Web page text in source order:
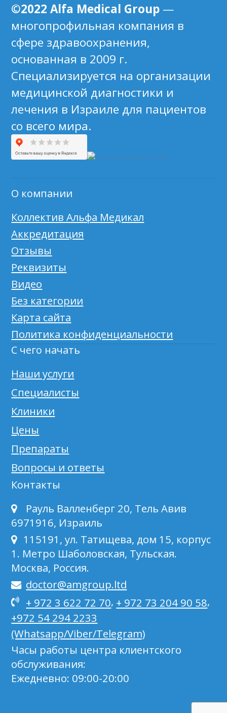
©2022 Alfa Medical Group —
многопрофильная компания в
сфере здравоохранения,
основанная в 2009 г.
Специализируется на организации
медицинской диагностики и
лечения в Израиле для пациентов
со всего мира.
О компании
Коллектив Альфа Медикал
Аккредитация
Отзывы
Реквизиты
Видео
Без категории
Карта сайта
Политика конфиденциальности
С чего начать
Наши услуги
Специалисты
Клиники
Цены
Препараты
Вопросы и ответы
Контакты
Рауль Валленберг 20, Тель Авив
6971916, Израиль
115191, ул. Татищева, дом 15, корпус
1. Метро Шаболовская, Тульская.
Москва, Россия.
doctor@amgroup.ltd
+ 972 3 622 72 70, + 972 73 204 90 58,
+972 54 294 2233
(Whatsapp/Viber/Telegram)
Часы работы центра клиентского
обслуживания:
Ежедневно: 09:00-20:00